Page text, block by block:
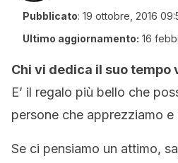
Pubblicato: 19 ottobre, 2016
Ultimo aggiornamento: 16
Chi vi dedica il suo tempo
E’ il regalo più bello che
persone che apprezziamo
Se ci pensiamo un attimo,